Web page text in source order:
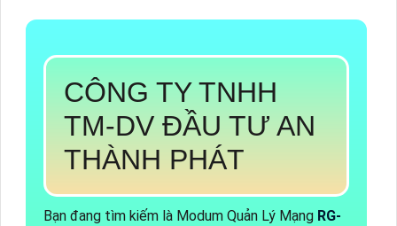
CÔNG TY TNHH
TM-DV ĐẦU TƯ AN
THÀNH PHÁT
Bạn đang tìm kiếm là Modum Quản Lý Mạng RG-